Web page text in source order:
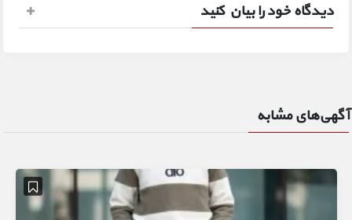
دیدگاه خود را بیان کنید
آگهی‌های مشابه